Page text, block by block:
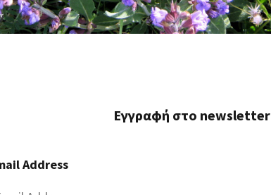
Εγγραφή στο newsletter
Address